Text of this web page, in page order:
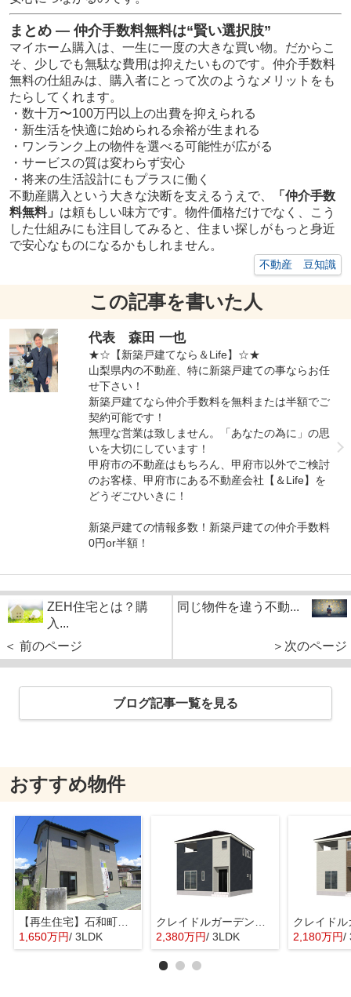
まとめ ― 仲介手数料無料は“賢い選択肢”
マイホーム購入は、一生に一度の大きな買い物。だからこ
そ、少しでも無駄な費用は抑えたいものです。仲介手数料
無料の仕組みは、購入者にとって次のようなメリットをも
たらしてくれます。
・数十万〜100万円以上の出費を抑えられる
・新生活を快適に始められる余裕が生まれる
・ワンランク上の物件を選べる可能性が広がる
・サービスの質は変わらず安心
・将来の生活設計にもプラスに働く
不動産購入という大きな決断を支えるうえで、
「仲介手数
料無料」 は頼もしい味方です。物件価格だけでなく、こう
した仕組みにも注目してみると、住まい探しがもっと身近
で安心なものになるかもしれません。
不動産 豆知識
この記事を書いた人
代表 森田 一也
★☆【新築戸建てなら＆Life】☆★
山梨県内の不動産、特に新築戸建ての事ならお任
せ下さい！
新築戸建てなら仲介手数料を無料または半額でご
契約可能です！
無理な営業は致しません。「あなたの為に」の思
いを大切にしています！
甲府市の不動産はもちろん、甲府市以外でご検討
のお客様、甲府市にある不動産会社【＆Life】を
どうぞごひいきに！
新築戸建ての情報多数！新築戸建ての仲介手数料
0円or半額！
ZEH住宅とは？購
入...
＜ 前のページ
同じ物件を違う不動...
＞次のページ
ブログ記事一覧を見る
おすすめ物件
【再生住宅】石和町唐柏
1,650万円/ 3LDK
クレイドルガーデン甲府市中小河原第1 2号棟
2,380万円/ 3LDK 2,180万円/